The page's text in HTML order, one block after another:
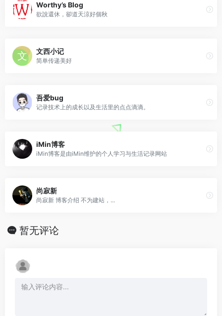
Worthy’s Blog
欲說還休，卻道天涼好個秋
文西小记
简单传递美好
吾爱bug
记录技术上的成长以及生活里的点点滴滴。
iMin博客
iMin博客是由iMin维护的个人学习与生活记录网站
尚寂新
尚寂新 博客介绍 不为建站，...
暂无评论